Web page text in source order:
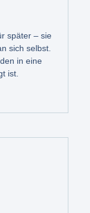
später – sie
sich selbst.
in eine
ist.